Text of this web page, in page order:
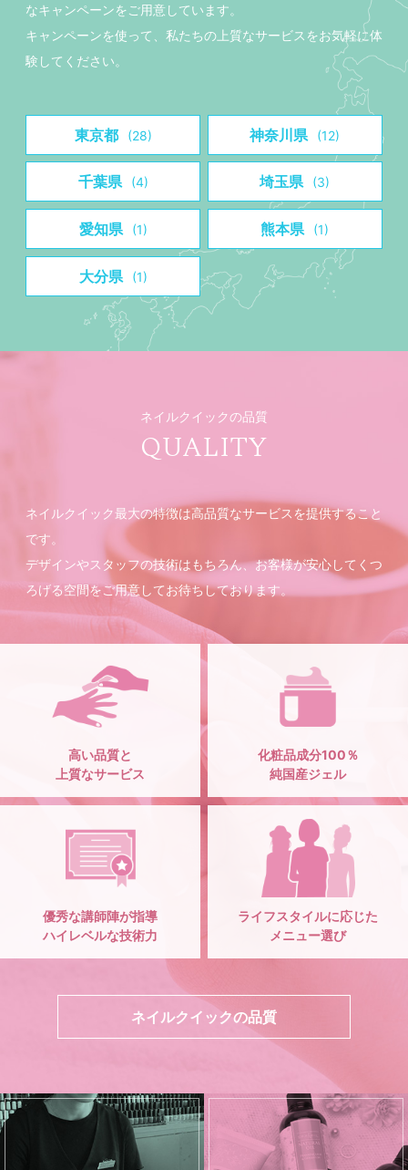
なキャンペーンをご用意しています。
キャンペーンを使って、私たちの上質なサービスをお気軽に体
験してください。
東京都 (28) 神奈川県 (12)
千葉県 (4) 埼玉県 (3)
愛知県 (1) 熊本県 (1)
大分県 (1)
ネイルクイックの品質
QUALITY
ネイルクイック最大の特徴は高品質なサービスを提供すること
です。
デザインやスタッフの技術はもちろん、お客様が安心してくつ
ろげる空間をご用意してお待ちしております。
高い品質と
上質なサービス
化粧品成分100％
純国産ジェル
優秀な講師陣が指導
ハイレベルな技術力
ライフスタイルに応じた
メニュー選び
ネイルクイックの品質